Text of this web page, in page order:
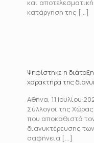
και
κατάργηση της […]
Ψηφίστηκε η
χαρακτήρα της
Αθήνα, 11 Ιουλίου
Σύλλογοι της
που αποκαθιστά
διανυκτέρευσης
σαφήνεια […]